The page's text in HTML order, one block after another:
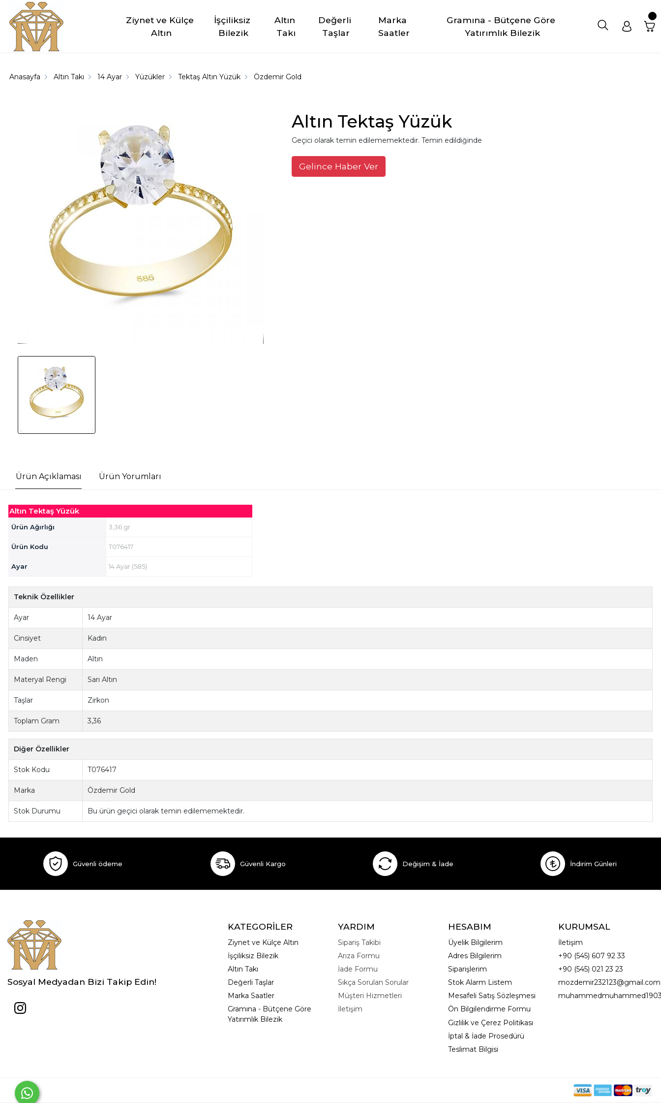
Ziynet ve Külçe
Altın
İşçiliksiz
Bilezik
Altın
Takı
Değerli
Taşlar
Marka
Saatler
Gramına - Bütçene Göre
Yatırımlık Bilezik
Anasayfa Altın Takı 14 Ayar Yüzükler Tektaş Altın Yüzük Özdemir Gold
Altın Tektaş Yüzük
Geçici olarak temin edilememektedir. Temin edildiğinde
Gelince Haber Ver
Ürün Açıklaması Ürün Yorumları
Altın Tektaş Yüzük
Ürün Ağırlığı 3,36 gr
Ürün Kodu T076417
Ayar 14 Ayar (585)
Teknik Özellikler
Ayar 14 Ayar
Cinsiyet Kadın
Maden Altın
Materyal Rengi Sarı Altın
Taşlar Zirkon
Toplam Gram 3,36
Diğer Özellikler
Stok Kodu T076417
Marka Özdemir Gold
Stok Durumu Bu ürün geçici olarak temin edilememektedir.
Güvenli ödeme Güvenli Kargo Değişim & İade İndirim Günleri
Sosyal Medyadan Bizi Takip Edin!
KATEGORİLER
Ziynet ve Külçe Altın
İşçiliksiz Bilezik
Altın Takı
Değerli Taşlar
Marka Saatler
Gramına - Bütçene Göre
Yatırımlık Bilezik
YARDIM
Sipariş Takibi
Arıza Formu
İade Formu
Sıkça Sorulan Sorular
Müşteri Hizmetleri
İletişim
HESABIM
Üyelik Bilgilerim
Adres Bilgilerim
Siparişlerim
Stok Alarm Listem
Mesafeli Satış Sözleşmesi
Ön Bilgilendirme Formu
Gizlilik ve Çerez Politikası
İptal & İade Prosedürü
Teslimat Bilgisi
KURUMSAL
İletişim
+90 (545) 607 92 33
+90 (545) 021 23 23
mozdemir232123@gmail.com